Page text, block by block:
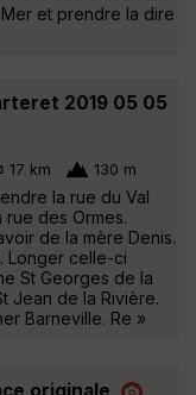
et prendre la dire
2019 05 05
17 km 130 m
la rue du Val
des Ormes.
de la mère Denis.
Longer celle-ci
St Georges de la
Jean de la Rivière.
Barneville. Re »